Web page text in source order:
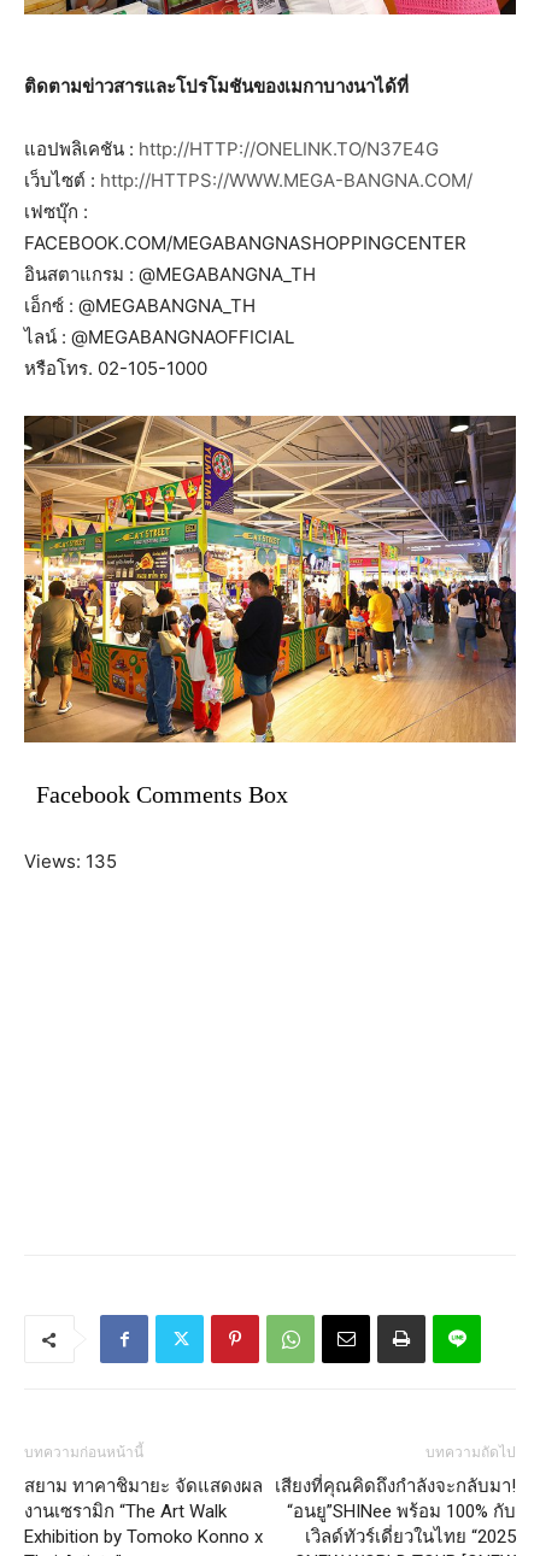
ติดตามข่าวสารและโปรโมชันของเมกาบางนาได้ที่
แอปพลิเคชัน : http://HTTP://ONELINK.TO/N37E4G
เว็บไซต์ : http://HTTPS://WWW.MEGA-BANGNA.COM/
เฟซบุ๊ก :
FACEBOOK.COM/MEGABANGNASHOPPINGCENTER
อินสตาแกรม : @MEGABANGNA_TH
เอ็กซ์ : @MEGABANGNA_TH
ไลน์ : @MEGABANGNAOFFICIAL
หรือโทร. 02-105-1000
Facebook Comments Box
Views: 135
บทความก่อนหน้านี้
สยาม ทาคาชิมายะ จัดแสดงผล
งานเซรามิก “The Art Walk
Exhibition by Tomoko Konno x
บทความถัดไป
เสียงที่คุณคิดถึงกำลังจะกลับมา!
“อนยู”SHINee พร้อม 100% กับ
เวิลด์ทัวร์เดี่ยวในไทย “2025